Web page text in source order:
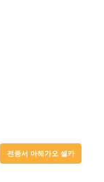
전종서 아헤가오 셀카